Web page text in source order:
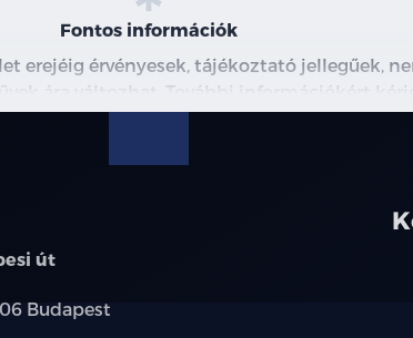
TPMS (Abroncsnyomás-ellenőrző rendszer)
FCA (Ráfutásosütközés-elkerülő
MCB (Másodlagosütközés-elkerülő
ISLA (Intelligens sebességkorlátozást
LFA (Sávkövető rendszer)
SCC (Adaptív tempomat, Stop&Go
Fontos információk
erejéig érvényesek, tájékoztató jellegűek,
ára változhat. További információkért
érdeklődjön munkatársainknál. A
út
Budapest